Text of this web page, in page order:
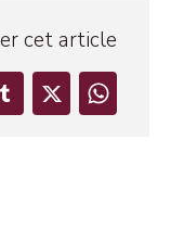
cet article